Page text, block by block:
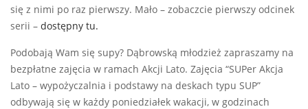
się z nimi po raz pierwszy. Mało – zobaczcie pierwszy odcinek
serii – dostępny tu.
Podobają Wam się supy? Dąbrowską młodzież zapraszamy na
bezpłatne zajęcia w ramach Akcji Lato. Zajęcia “SUPer Akcja
Lato – wypożyczalnia i podstawy na deskach typu SUP”
odbywają się w każdy poniedziałek wakacji, w godzinach